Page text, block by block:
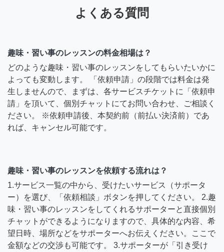
よくある質問
趣味・習い事のレッスンの料金相場は？
どのような趣味・習い事のレッスンをしてもらいたいかに
よっても変動します。 「依頼申請」の段階では料金は発
生しませんので、まずは、各サービスチケットに「依頼申
請」を頂いて、個別チャットにてお問い合わせ、ご相談く
ださい。 ※依頼申請後、本契約前（前払い決済前）であ
れば、キャンセル可能です。
趣味・習い事のレッスンを依頼する流れは？
1.サービス一覧の中から、受けたいサービス（サポータ
ー）を選び、「依頼相談」ボタンを押してください。 2.趣
味・習い事のレッスンをしてくれるサポーターと直接個別
チャットができるようになりますので、具体的な内容、希
望日時、場所などをサポーターへお伝えください。ここで
金額などの交渉も可能です。 3.サポーターが「引き受け